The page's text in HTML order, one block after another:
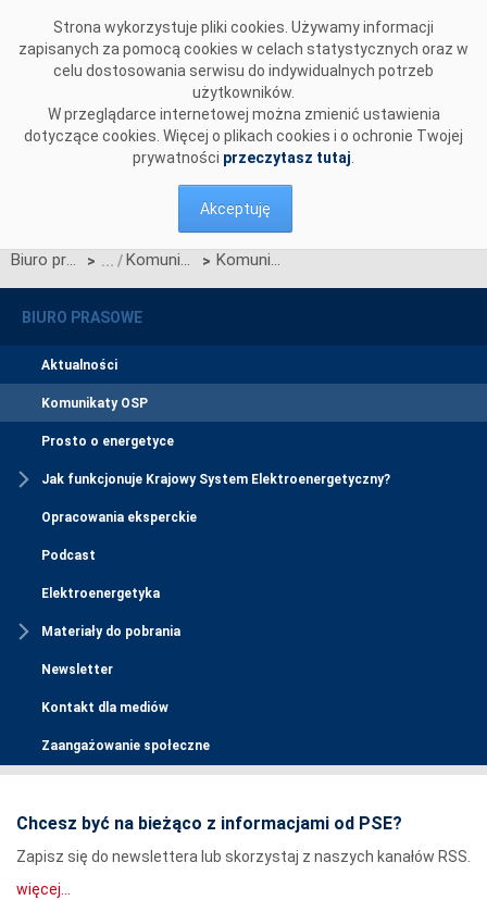
Strona wykorzystuje pliki cookies. Używamy informacji
zapisanych za pomocą cookies w celach statystycznych oraz w
celu dostosowania serwisu do indywidualnych potrzeb
użytkowników.
W przeglądarce internetowej można zmienić ustawienia
dotyczące cookies. Więcej o plikach cookies i o ochronie Twojej
prywatności przeczytasz tutaj
Akceptuję
Biuro prasowe > Komunikaty OSP > Komunikat OSP dotyczący zawieszenia procesu Jednolitego łączenia Rynków Dnia Bieżącego w dniu 24.06.2025.
BIURO PRASOWE
Aktualności
Komunikaty OSP
Prosto o energetyce
Jak funkcjonuje Krajowy System Elektroenergetyczny?
Opracowania eksperckie
Podcast
Elektroenergetyka
Materiały do pobrania
Newsletter
Kontakt dla mediów
Zaangażowanie społeczne
Chcesz być na bieżąco z informacjami od PSE?
Zapisz się do newslettera lub skorzystaj z naszych kanałów RSS.
więcej...